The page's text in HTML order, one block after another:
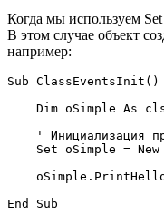
Когда мы используем
В этом случае объект
например:
Sub ClassEventsInit()
Dim oSimple As
' Инициализация
Set oSimple = New